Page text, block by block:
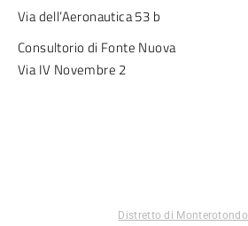
Via dell’Aeronautica 53 b
Consultorio di Fonte Nuova
Via IV Novembre 2
Distretto di Monterotondo